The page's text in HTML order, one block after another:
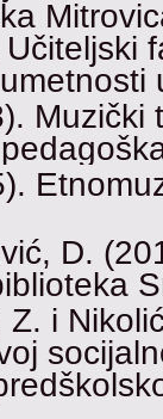
Muzički
D.
i